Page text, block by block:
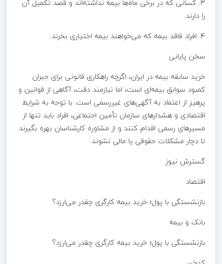
۳. کسانی که در برخی ماه‌ها بیمه نداشته‌اند و قصد تکمیل آن
را دارند.
۴. افراد فاقد بیمه که می‌خواهند بیمه اختیاری بخرند.
سخن پایانی
خرید سابقه بیمه در ایران، اگرچه راهکاری قانونی برای جبران
کمبود سوابق بیمه‌ای است، اما نیازمند دقت، آگاهی از قوانین و
پرهیز از اعتماد به آگهی‌های غیررسمی است. با توجه به شرایط
اقتصادی و هشدارهای سازمان تأمین اجتماعی، افراد باید تنها از
مسیرهای رسمی اقدام کنند و از مشاوره کارشناسان بهره بگیرند
تا دچار مشکلات حقوقی یا مالی نشوند.
گسترش نیوز
اقتصاد
بازنشستگی با پول؛ خرید بیمه کارگری چقدر می‌ارزد؟
بانک و بیمه
بازنشستگی با پول؛ خرید بیمه کارگری چقدر می‌ارزد؟